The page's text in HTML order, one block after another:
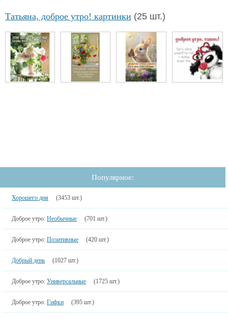
Татьяна, доброе утро! картинки (25 шт.)
Популярное:
Хорошего дня (3453 шт.)
Доброе утро: Необычные (701 шт.)
Доброе утро: Позитивные (420 шт.)
Добрый день (1027 шт.)
Доброе утро: Универсальные (1725 шт.)
Доброе утро: Гифки (395 шт.)